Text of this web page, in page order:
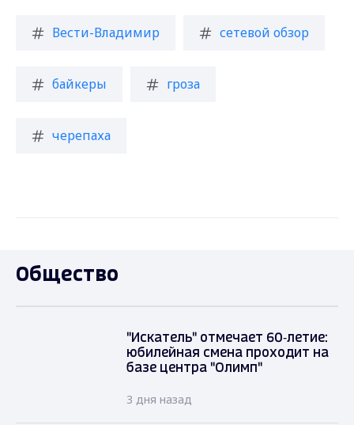
Вести-Владимир сетевой обзор
байкеры гроза
черепаха
Общество
"Искатель" отмечает 60‑летие:
юбилейная смена проходит на
базе центра "Олимп"
3 дня назад